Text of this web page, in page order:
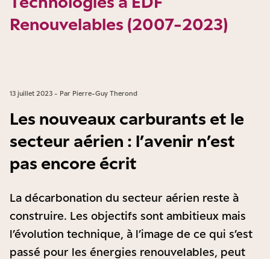
Renouvelables (2007-2023)
13 juillet 2023 - Par Pierre-Guy Therond
Les nouveaux carburants et le
secteur aérien : l’avenir n’est
pas encore écrit
La décarbonation du secteur aérien reste à
construire. Les objectifs sont ambitieux mais
l’évolution technique, à l’image de ce qui s’est
passé pour les énergies renouvelables, peut